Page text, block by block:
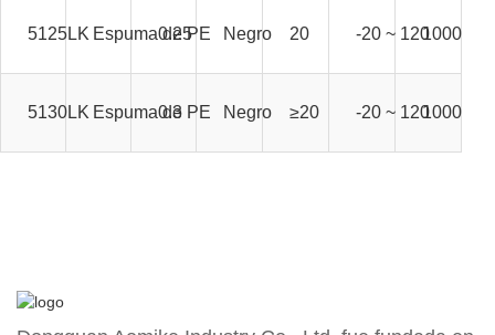
5125LK Espuma de PE
0.25 Negro 20 -20 ~ 1201000
5130LK Espuma de PE
0.3 Negro ≥20 -20 ~ 1201000